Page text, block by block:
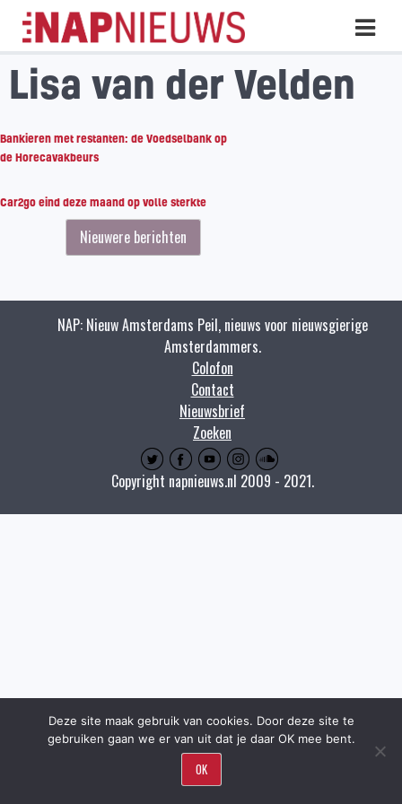
Skip
naar
inhoud
Lisa van der Velden
Bankieren met restanten: de Voedselbank op
de Horecavakbeurs
Car2go eind deze maand op volle sterkte
Berichten
Nieuwere berichten
NAP: Nieuw Amsterdams Peil, nieuws voor nieuwsgierige
Amsterdammers.
Colofon
Contact
Nieuwsbrief
Zoeken
Copyright napnieuws.nl 2009 - 2021.
Deze site maak gebruik van cookies. Door deze site te
gebruiken gaan we er van uit dat je daar OK mee bent.
OK